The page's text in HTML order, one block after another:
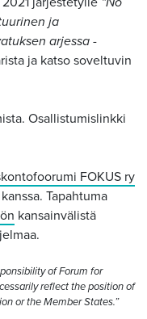
ja
arjessa-
ja katso soveltuvin
Osallistumislinkki
FOKUS ry
kanssa. Tapahtuma
kansainvälistä
of Forum for
reflect the position of
or the Member States.”